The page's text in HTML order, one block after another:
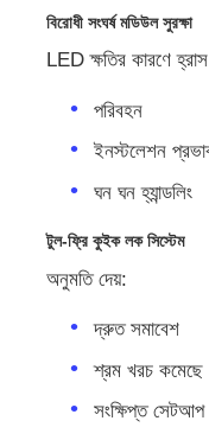
বিরোধী সংঘর্ষ মডিউল সুরক্ষা
LED ক্ষতির কারণে
পরিবহন
ইনস্টলেশন
ঘন ঘন হ্যান্ডলিং
টুল-ফ্রি কুইক লক সিস্টেম
অনুমতি দেয়:
দ্রুত সমাবেশ
শ্রম খরচ কমেছে
সংক্ষিপ্ত